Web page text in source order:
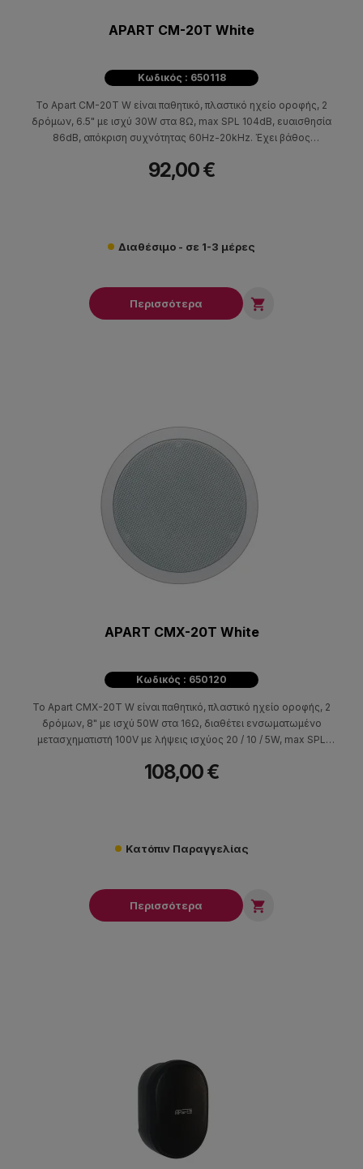
APART CM-20T White
Κωδικός : 650118
Το Apart CM-20T W είναι παθητικό, πλαστικό ηχείο οροφής, 2
δρόμων, 6.5" με ισχύ 30W στα 8Ω, max SPL 104dB, ευαισθησία
86dB, απόκριση συχνότητας 60Hz-20kHz. Έχει βάθος
92,00 €
Διαθέσιμο - σε 1-3 μέρες
Περισσότερα 
APART CMX-20T White
Κωδικός : 650120
Το Apart CMX-20T W είναι παθητικό, πλαστικό ηχείο οροφής, 2
δρόμων, 8" με ισχύ 50W στα 16Ω, διαθέτει ενσωματωμένο
μετασχηματιστή 100V με λήψεις ισχύος 20 / 10 / 5W, max SPL
Έχει βάθος τοποθέτησης 87mm και διάμετρο οπής 223mm.
108,00 €
Κατόπιν Παραγγελίας
Περισσότερα 